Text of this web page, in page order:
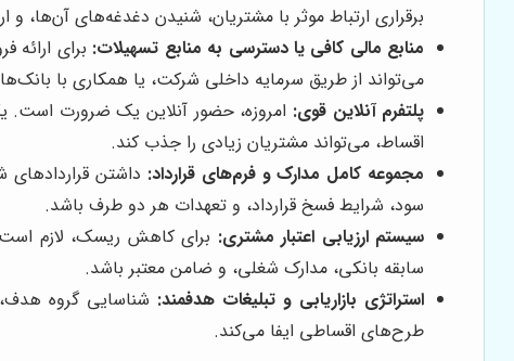
برقراری ارتباط موثر با مشتریان، شنیدن دغدغه‌های
منابع مالی کافی یا دسترسی به منابع تسهیلات: برای
می‌تواند از طریق سرمایه داخلی شرکت، یا همکاری با
پلتفرم آنلاین قوی: امروزه، حضور آنلاین یک ضرورت است.
اقساط، می‌تواند مشتریان زیادی را جذب کند.
مجموعه کامل مدارک و فرم‌های قرارداد: داشتن
سود، شرایط فسخ قرارداد، و تعهدات هر دو طرف باشد.
سیستم ارزیابی اعتبار مشتری: برای کاهش ریسک، لازم است
سابقه بانکی، مدارک شغلی، و ضامن معتبر باشد.
استراتژی بازاریابی و تبلیغات هدفمند: شناسایی گروه
طرح‌های اقساطی ایفا می‌کند.